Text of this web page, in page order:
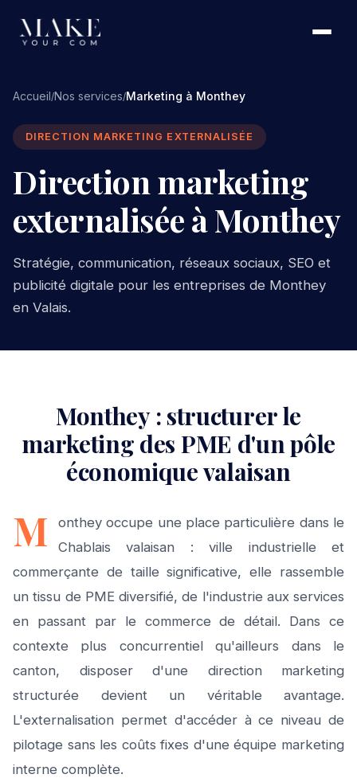
Accueil/Nos services/Marketing à Monthey
DIRECTION MARKETING EXTERNALISÉE
Direction marketing
externalisée à Monthey
Stratégie, communication, réseaux sociaux, SEO et
publicité digitale pour les entreprises de Monthey
en Valais.
Monthey : structurer le
marketing des PME d'un pôle
économique valaisan
M
onthey occupe une place particulière dans le
Chablais valaisan : ville industrielle et
commerçante de taille significative, elle rassemble
un tissu de PME diversifié, de l'industrie aux services
en passant par le commerce de détail. Dans ce
contexte plus concurrentiel qu'ailleurs dans le
canton, disposer d'une direction marketing
structurée devient un véritable avantage.
L'externalisation permet d'accéder à ce niveau de
pilotage sans les coûts fixes d'une équipe marketing
interne complète.